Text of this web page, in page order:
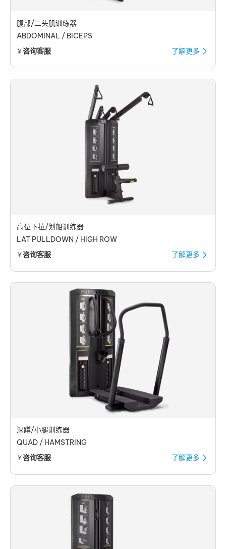
腹部/二头肌训练器
ABDOMINAL / BICEPS
￥咨询客服 了解更多
高位下拉/划船训练器
LAT PULLDOWN / HIGH ROW
￥咨询客服 了解更多
深蹲/小腿训练器
QUAD / HAMSTRING
￥咨询客服 了解更多